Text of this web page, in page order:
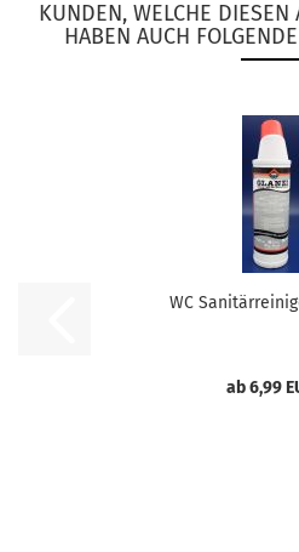
KUNDEN, WELCHE DIESEN
HABEN AUCH
WC
ab 6,99